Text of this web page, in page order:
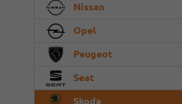
Nissan
Opel
Peugeot
Seat
Skoda